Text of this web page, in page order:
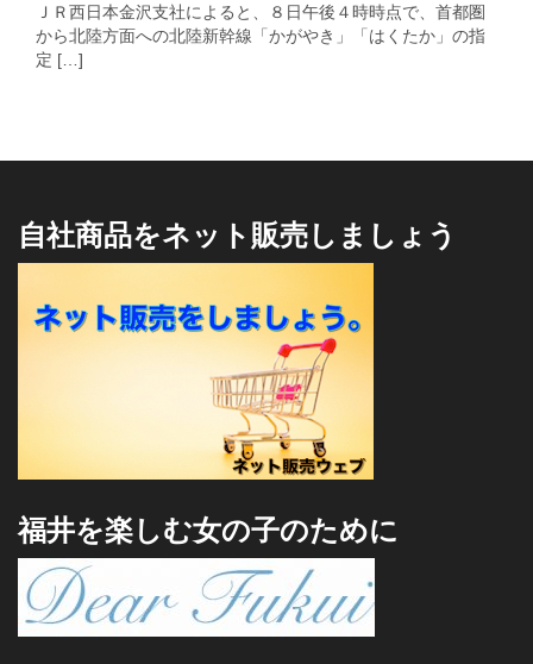
ＪＲ西日本金沢支社によると、８日午後４時時点で、首都圏
から北陸方面への北陸新幹線「かがやき」「はくたか」の指
定 […]
自社商品をネット販売しましょう
福井を楽しむ女の子のために